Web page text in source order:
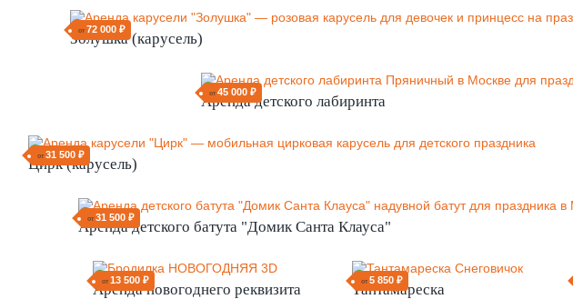
от 72 000 ₽
Золушка (карусель)
от45 000 ₽
Аренда детского лабиринта
от 31 500 ₽
Цирк (карусель)
от 31 500 ₽
Аренда детского батута "Домик Санта Клауса"
от 13 500 ₽
Аренда новогоднего реквизита от 5 850 ₽
Тантамареска